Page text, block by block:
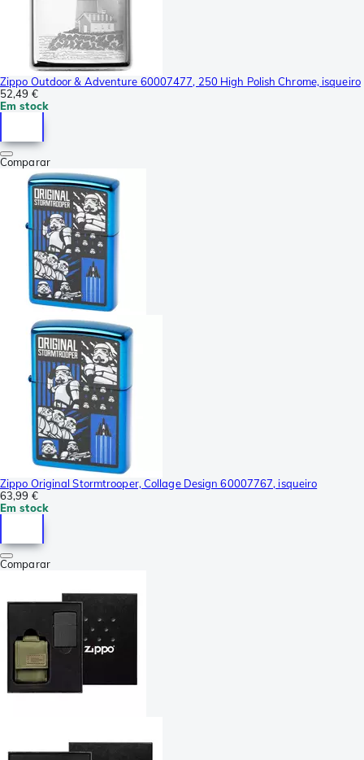
Zippo Outdoor & Adventure 60007477, 250 High Polish Chrome, isqueiro
52,49 €
Em stock
Comparar
Zippo Original Stormtrooper, Collage Design 60007767, isqueiro
63,99 €
Em stock
Comparar